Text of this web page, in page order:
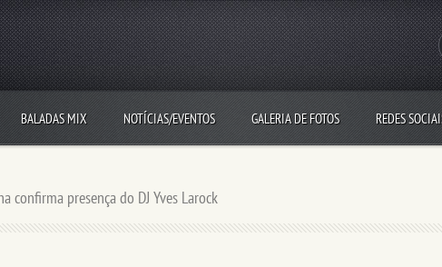
BALADAS MIX NOTÍCIAS/EVENTOS GALERIA DE FOTOS REDES
confirma presença do DJ Yves Larock